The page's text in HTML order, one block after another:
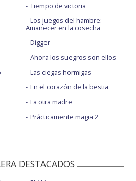
Tiempo de victoria
Los juegos del hambre:
Amanecer en la cosecha
Digger
Ahora los suegros son ellos
Las ciegas hormigas
En el corazón de la bestia
La otra madre
Prácticamente magia 2
DESTACADOS